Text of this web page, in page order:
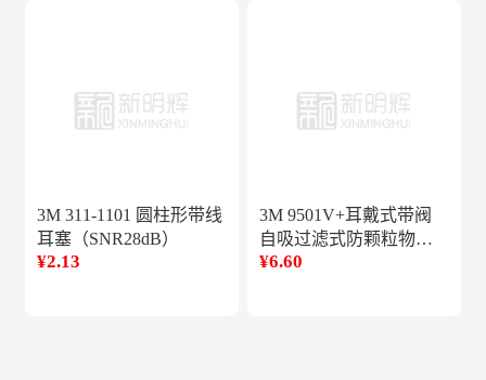
3M 311-1101 圆柱形带线
耳塞（SNR28dB）
¥2.13
3M 9501V+耳戴式带阀
自吸过滤式防颗粒物呼
吸器KN95(150个/箱）网
¥6.60